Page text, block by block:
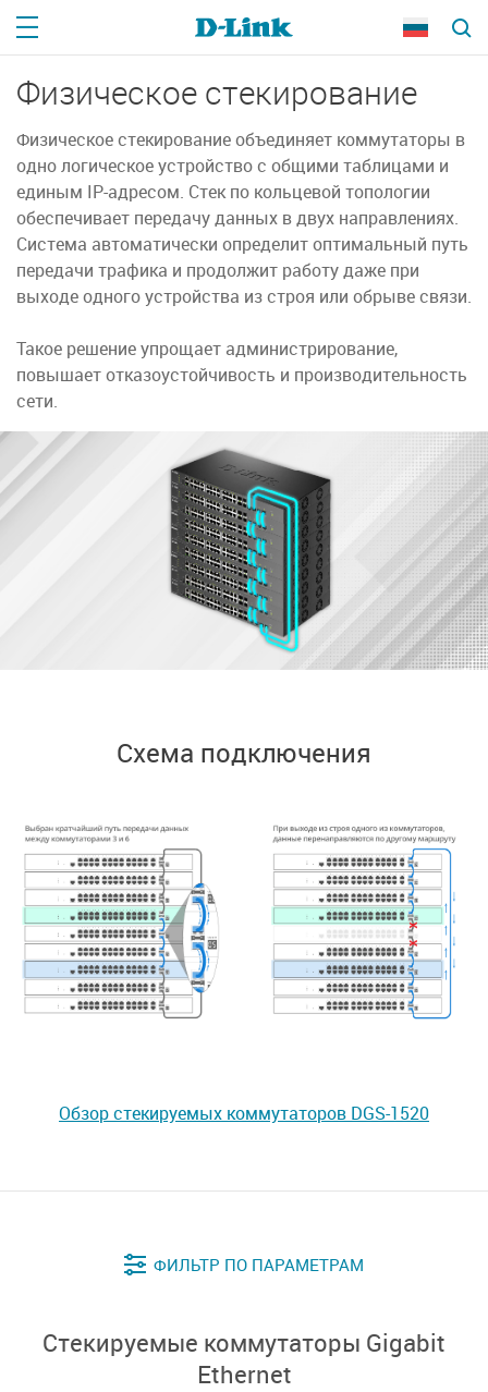
Физическое стекирование
Физическое стекирование объединяет коммутаторы в
одно логическое устройство с общими таблицами и
единым IP-адресом. Стек по кольцевой топологии
обеспечивает передачу данных в двух направлениях.
Система автоматически определит оптимальный путь
передачи трафика и продолжит работу даже при
выходе одного устройства из строя или обрыве связи.
Такое решение упрощает администрирование,
повышает отказоустойчивость и производительность
сети.
Схема подключения
Обзор стекируемых коммутаторов DGS-1520
Стекируемые коммутаторы Gigabit
Ethernet